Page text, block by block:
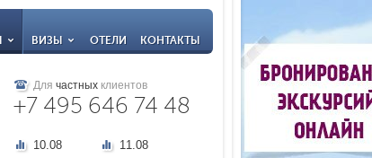
ВИЗЫ ОТЕЛИ КОНТАКТЫ
Для частных клиентов
+7 495 646 74 48
10.08 11.08